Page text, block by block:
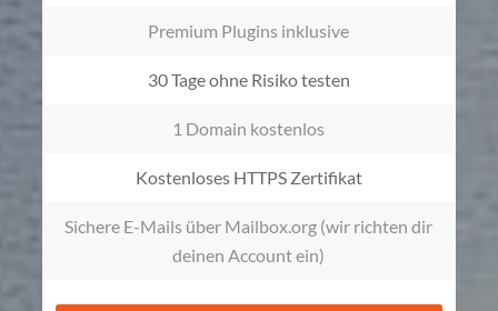
Premium Plugins inklusive
30 Tage ohne Risiko testen
1 Domain kostenlos
Kostenloses HTTPS Zertifikat
Sichere E-Mails über Mailbox.org (wir richten dir
deinen Account ein)